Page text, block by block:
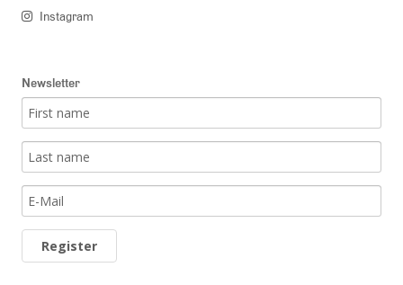
Instagram
Newsletter
Register